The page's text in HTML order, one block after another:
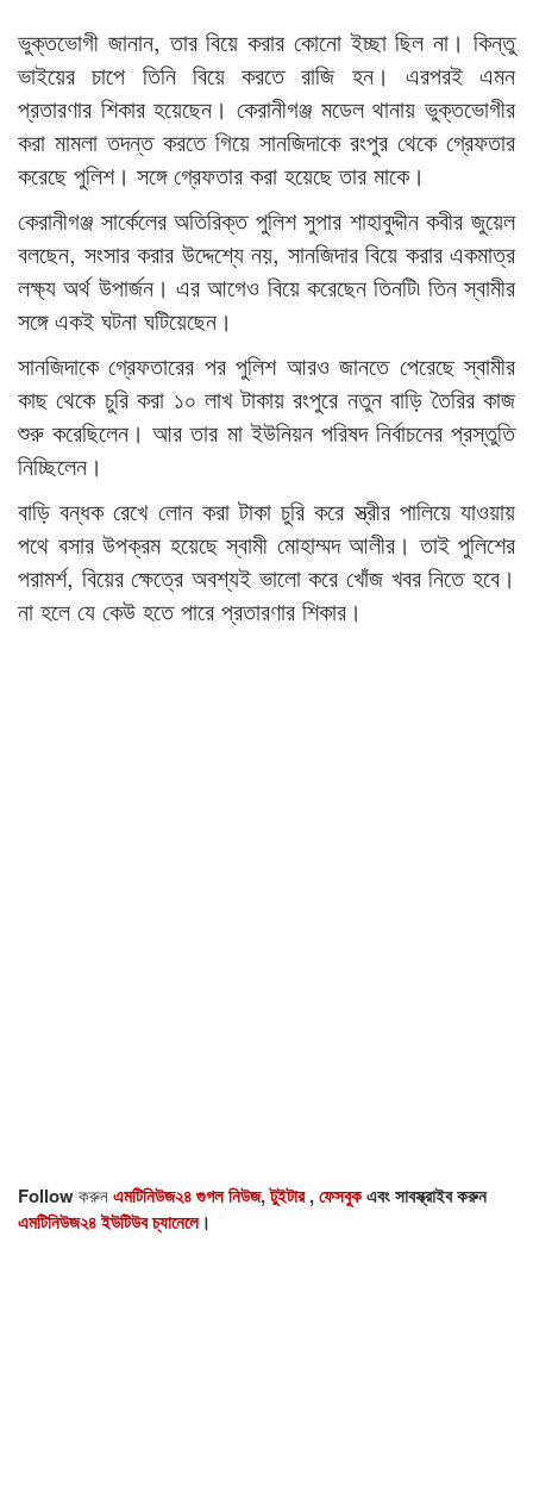
ভুক্তভোগী জানান, তার বিয়ে করার কোনো ইচ্ছা ছিল না। কিন্তু
ভাইয়ের চাপে তিনি বিয়ে করতে রাজি হন। এরপরই এমন
প্রতারণার শিকার হয়েছেন। কেরানীগঞ্জ মডেল থানায় ভুক্তভোগীর
করা মামলা তদন্ত করতে গিয়ে সানজিদাকে রংপুর থেকে গ্রেফতার
করেছে পুলিশ। সঙ্গে গ্রেফতার করা হয়েছে তার মাকে।
কেরানীগঞ্জ সার্কেলের অতিরিক্ত পুলিশ সুপার শাহাবুদ্দীন কবীর জুয়েল
বলছেন, সংসার করার উদ্দেশ্যে নয়, সানজিদার বিয়ে করার একমাত্র
লক্ষ্য অর্থ উপার্জন। এর আগেও বিয়ে করেছেন তিনটি৷ তিন স্বামীর
সঙ্গে একই ঘটনা ঘটিয়েছেন।
সানজিদাকে গ্রেফতারের পর পুলিশ আরও জানতে পেরেছে স্বামীর
কাছ থেকে চুরি করা ১০ লাখ টাকায় রংপুরে নতুন বাড়ি তৈরির কাজ
শুরু করেছিলেন। আর তার মা ইউনিয়ন পরিষদ নির্বাচনের প্রস্তুতি
নিচ্ছিলেন।
বাড়ি বন্ধক রেখে লোন করা টাকা চুরি করে স্ত্রীর পালিয়ে যাওয়ায়
পথে বসার উপক্রম হয়েছে স্বামী মোহাম্মদ আলীর। তাই পুলিশের
পরামর্শ, বিয়ের ক্ষেত্রে অবশ্যই ভালো করে খোঁজ খবর নিতে হবে।
না হলে যে কেউ হতে পারে প্রতারণার শিকার।
Followকরুনএমটিনিউজ২৪ গুগল নিউজ,টুইটার,ফেসবুকএবং সাবস্ক্রাইব করুন
এমটিনিউজ২৪ ইউটিউব চ্যানেলে।